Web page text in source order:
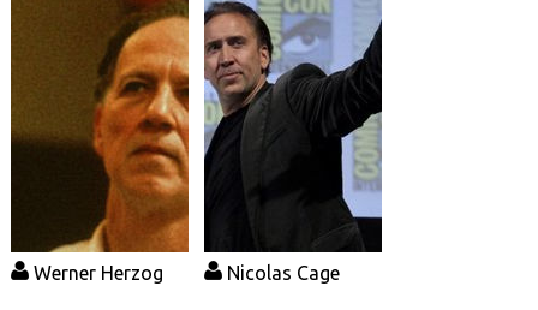
Werner Herzog Nicolas Cage